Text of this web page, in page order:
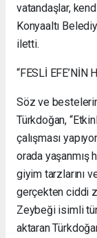
vatandaşlar,
Konyaaltı
iletti.
“FESLİ EFE’NİN
Söz ve
Türkdoğan,
çalışması
orada yaşanmış
giyim tarzlarını
gerçekten ciddi
Zeybeği isimli
aktaran